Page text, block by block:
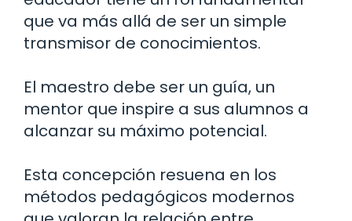
que va más allá de ser un simple
transmisor de conocimientos.
El maestro debe ser un guía, un
mentor que inspire a sus alumnos a
alcanzar su máximo potencial.
Esta concepción resuena en los
métodos pedagógicos modernos